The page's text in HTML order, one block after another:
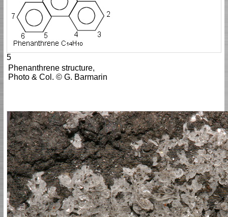
5
Phenanthrene structure,
Photo & Col. © G. Barmarin